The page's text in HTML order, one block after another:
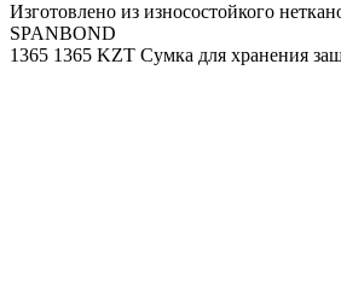
Изготовлено из износостойкого
SPANBOND
1365 1365 KZT Сумка для хранения